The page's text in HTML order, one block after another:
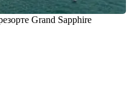
Grand Sapphire